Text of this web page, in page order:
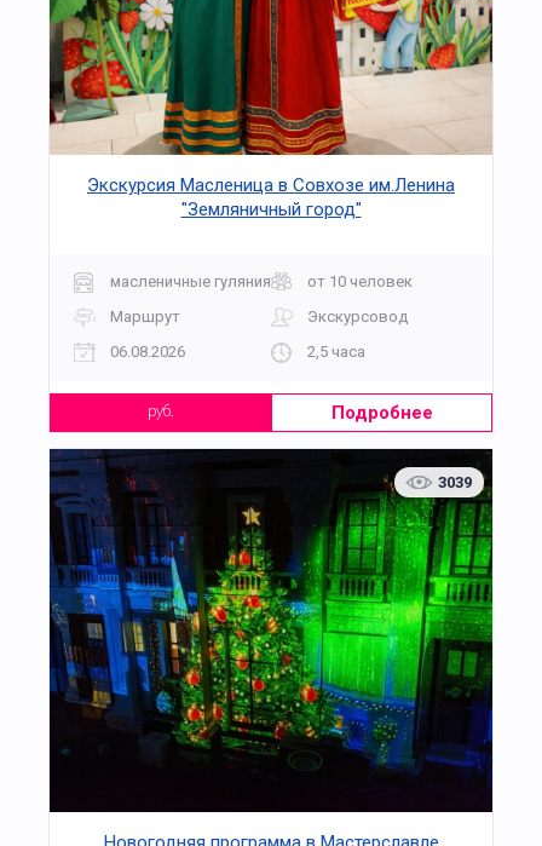
Экскурсия Масленица в Совхозе им.Ленина
"Земляничный город"
масленичные гуляния
от 10 человек
Маршрут
Экскурсовод
06.08.2026
2,5 часа
руб. Подробнее
3039